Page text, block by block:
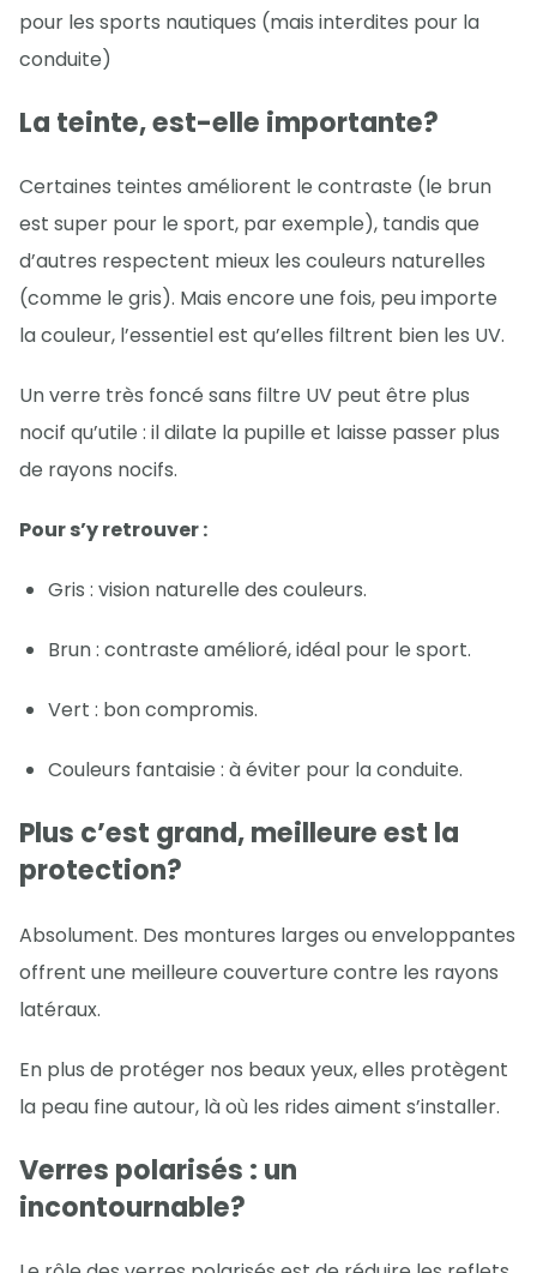
pour les sports nautiques (mais interdites pour la
conduite)
La teinte, est-elle importante?
Certaines teintes améliorent le contraste (le brun
est super pour le sport, par exemple), tandis que
d’autres respectent mieux les couleurs naturelles
(comme le gris). Mais encore une fois, peu importe
la couleur, l’essentiel est qu’elles filtrent bien les UV.
Un verre très foncé sans filtre UV peut être plus
nocif qu’utile : il dilate la pupille et laisse passer plus
de rayons nocifs.
Pour s’y retrouver :
Gris : vision naturelle des couleurs.
Brun : contraste amélioré, idéal pour le sport.
Vert : bon compromis.
Couleurs fantaisie : à éviter pour la conduite.
Plus c’est grand, meilleure est la
protection?
Absolument. Des montures larges ou enveloppantes
offrent une meilleure couverture contre les rayons
latéraux.
En plus de protéger nos beaux yeux, elles protègent
la peau fine autour, là où les rides aiment s’installer.
Verres polarisés : un
incontournable?